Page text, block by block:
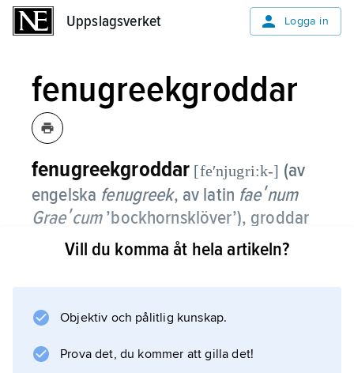
Uppslagsverket Logga in
fenugreekgroddar
fenugreekgroddar [feʹnjugri:k-] (av
engelska fenugreek, av latin faeʹnum
Graeʹcum’bockhornsklöver’), groddar
av bockhornsklöver, en av de växtarter
Information om artikeln
Vill du komma åt hela artikeln?
Objektiv och pålitlig kunskap.
Prova det, du kommer att gilla det!